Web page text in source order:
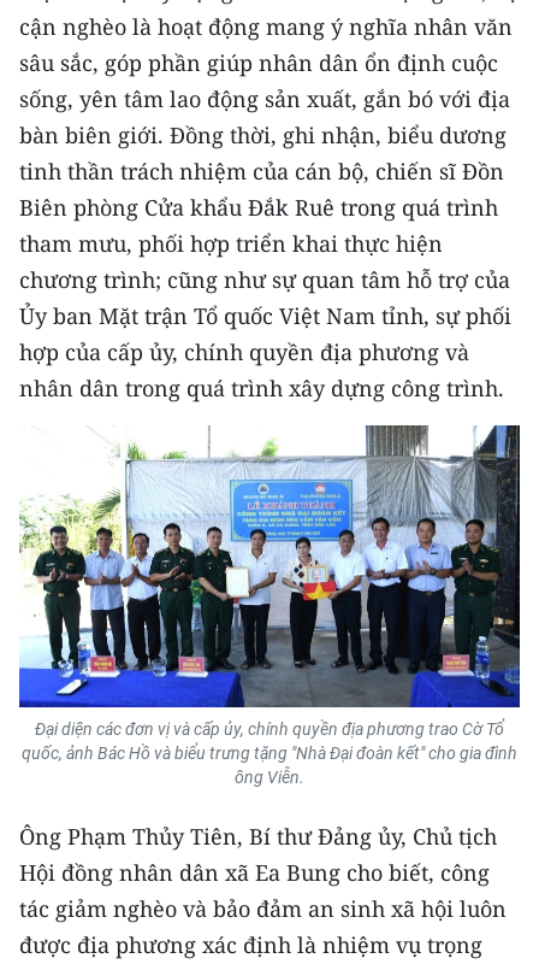
ENGLISH
中文
FRANÇAIS
РУССКИЙ
ESPAÑOL
한국어
cận nghèo là hoạt động mang ý nghĩa nhân văn
sâu sắc, góp phần giúp nhân dân ổn định cuộc
sống, yên tâm lao động sản xuất, gắn bó với địa
bàn biên giới. Đồng thời, ghi nhận, biểu dương
tinh thần trách nhiệm của cán bộ, chiến sĩ Đồn
Biên phòng Cửa khẩu Đắk Ruê trong quá trình
tham mưu, phối hợp triển khai thực hiện
chương trình; cũng như sự quan tâm hỗ trợ của
Ủy ban Mặt trận Tổ quốc Việt Nam tỉnh, sự phối
hợp của cấp ủy, chính quyền địa phương và
nhân dân trong quá trình xây dựng công trình.
Đại diện các đơn vị và cấp ủy, chính quyền địa phương trao Cờ Tổ
quốc, ảnh Bác Hồ và biểu trưng tặng "Nhà Đại đoàn kết" cho gia đình
ông Viễn.
Ông Phạm Thủy Tiên, Bí thư Đảng ủy, Chủ tịch
Hội đồng nhân dân xã Ea Bung cho biết, công
tác giảm nghèo và bảo đảm an sinh xã hội luôn
được địa phương xác định là nhiệm vụ trọng